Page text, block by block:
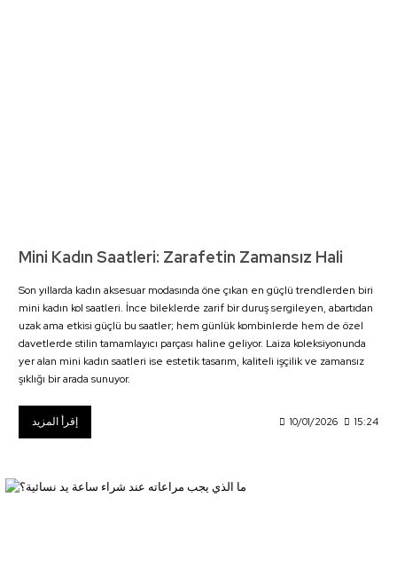
Mini Kadın Saatleri: Zarafetin Zamansız Hali
Son yıllarda kadın aksesuar modasında öne çıkan en güçlü trendlerden biri
mini kadın kol saatleri. İnce bileklerde zarif bir duruş sergileyen, abartıdan
uzak ama etkisi güçlü bu saatler; hem günlük kombinlerde hem de özel
davetlerde stilin tamamlayıcı parçası haline geliyor. Laiza koleksiyonunda
yer alan mini kadın saatleri ise estetik tasarım, kaliteli işçilik ve zamansız
şıklığı bir arada sunuyor.
إقرأ المزيد 10/01/2026 15:24